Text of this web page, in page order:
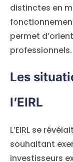
distinctes en
permet
professionnels.
Les
l’EIRL
L’EIRL se
souhaitant
investisseurs